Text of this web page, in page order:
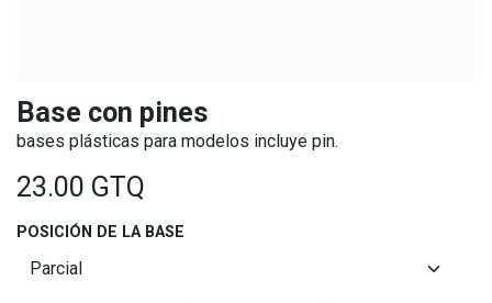
Base con pines
bases plásticas para modelos incluye pin.
23.00 GTQ
POSICIÓN DE LA BASE